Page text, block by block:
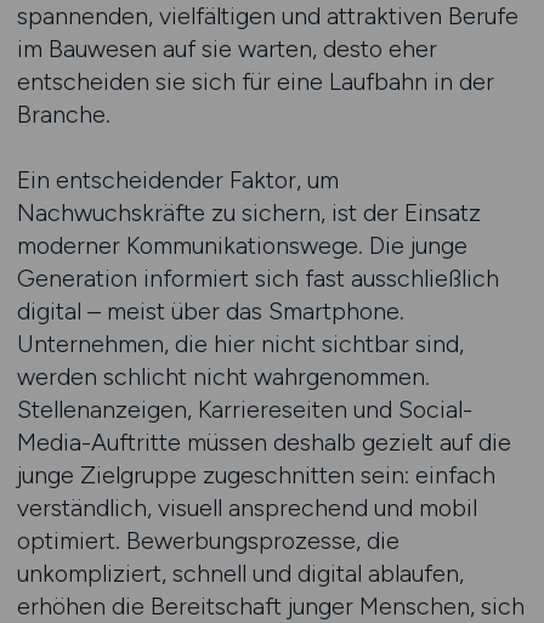
spannenden, vielfältigen und attraktiven Berufe
im Bauwesen auf sie warten, desto eher
entscheiden sie sich für eine Laufbahn in der
Branche.
Ein entscheidender Faktor, um
Nachwuchskräfte zu sichern, ist der Einsatz
moderner Kommunikationswege. Die junge
Generation informiert sich fast ausschließlich
digital – meist über das Smartphone.
Unternehmen, die hier nicht sichtbar sind,
werden schlicht nicht wahrgenommen.
Stellenanzeigen, Karriereseiten und Social-
Media-Auftritte müssen deshalb gezielt auf die
junge Zielgruppe zugeschnitten sein: einfach
verständlich, visuell ansprechend und mobil
optimiert. Bewerbungsprozesse, die
unkompliziert, schnell und digital ablaufen,
erhöhen die Bereitschaft junger Menschen, sich